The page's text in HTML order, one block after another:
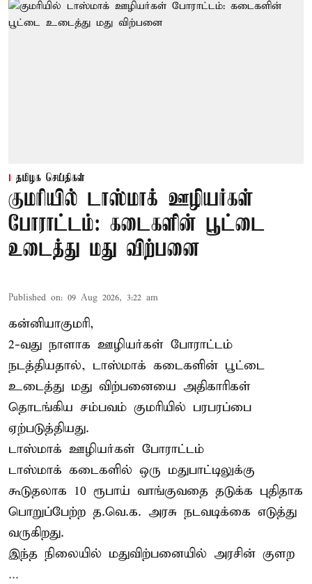
தமிழக செய்திகள்
குமரியில் டாஸ்மாக் ஊழியர்கள்
போராட்டம்: கடைகளின் பூட்டை
உடைத்து மது விற்பனை
Published on: 09 Aug 2026, 3:22 am
கன்னியாகுமரி,
2-வது நாளாக ஊழியர்கள் போராட்டம்
நடத்தியதால், டாஸ்மாக் கடைகளின் பூட்டை
உடைத்து மது விற்பனையை அதிகாரிகள்
தொடங்கிய சம்பவம் குமரியில் பரபரப்பை
ஏற்படுத்தியது.
டாஸ்மாக் ஊழியர்கள் போராட்டம்
டாஸ்மாக் கடைகளில் ஒரு மதுபாட்டிலுக்கு
கூடுதலாக 10 ரூபாய் வாங்குவதை தடுக்க புதிதாக
பொறுப்பேற்ற த.வெ.க. அரசு நடவடிக்கை எடுத்து
வருகிறது.
இந்த நிலையில் மதுவிற்பனையில் அரசின் குளற
...